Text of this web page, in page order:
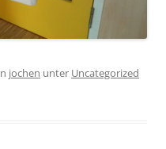
jochen unter Uncategorized